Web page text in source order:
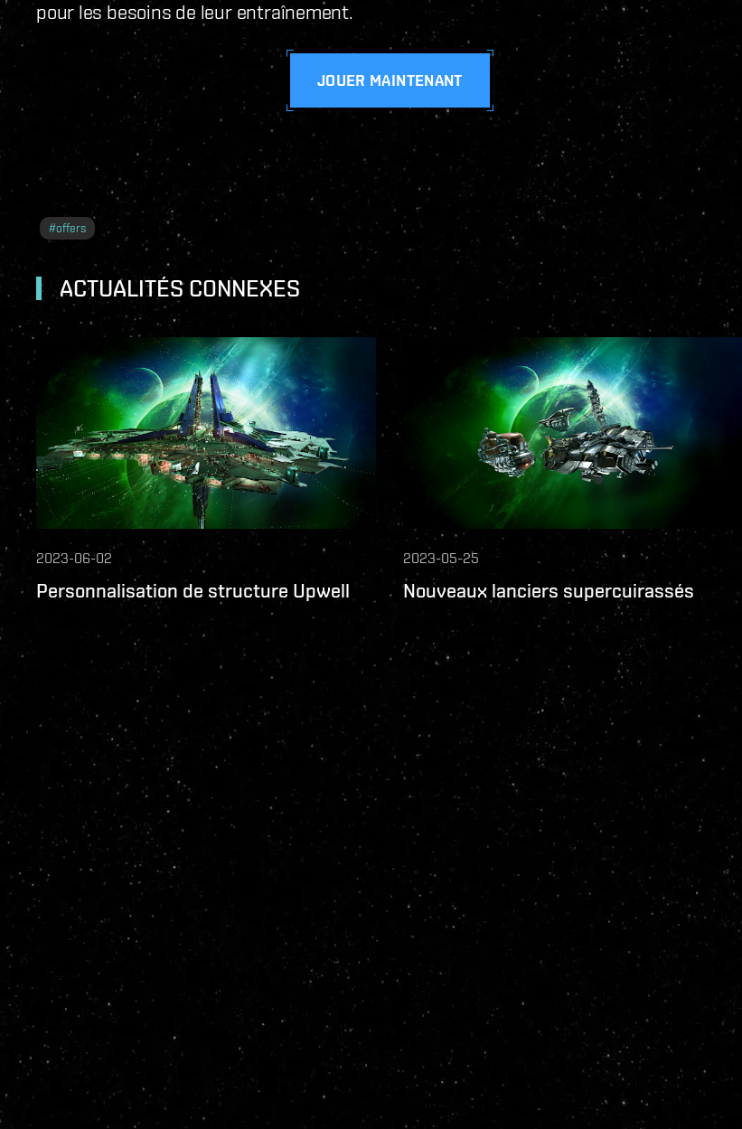
pour les besoins de leur entraînement.
JOUER MAINTENANT
#offers
ACTUALITÉS CONNEXES
2023-06-02
Personnalisation de structure Upwell
2023-05-25
Nouveaux lanciers supercuirassés